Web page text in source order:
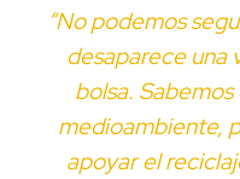
“No podemos
desaparece una
bolsa.
medioambiente,
apoyar el